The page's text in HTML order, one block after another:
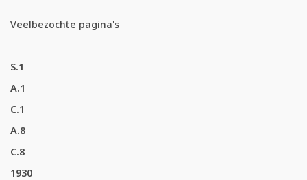
Veelbezochte pagina's
S.1
A.1
C.1
A.8
C.8
1930